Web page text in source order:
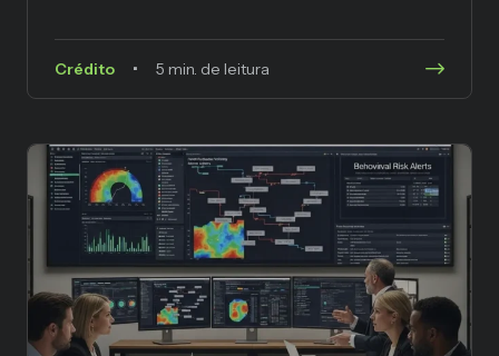
Crédito 5 min. de leitura